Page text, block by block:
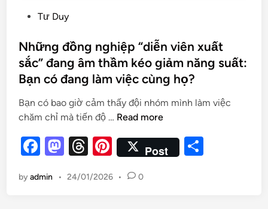
Tư Duy
Những đồng nghiệp “diễn viên xuất
sắc” đang âm thầm kéo giảm năng suất:
Bạn có đang làm việc cùng họ?
Bạn có bao giờ cảm thấy đội nhóm mình làm việc
chăm chỉ mà tiến độ … Read more
F
c
M
to
T
e
Pi
er
Post
byadmin • 24/01/2026 • 0